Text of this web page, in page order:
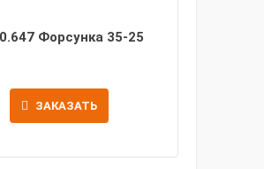
Форсунка 35-25
ЗАКАЗАТЬ